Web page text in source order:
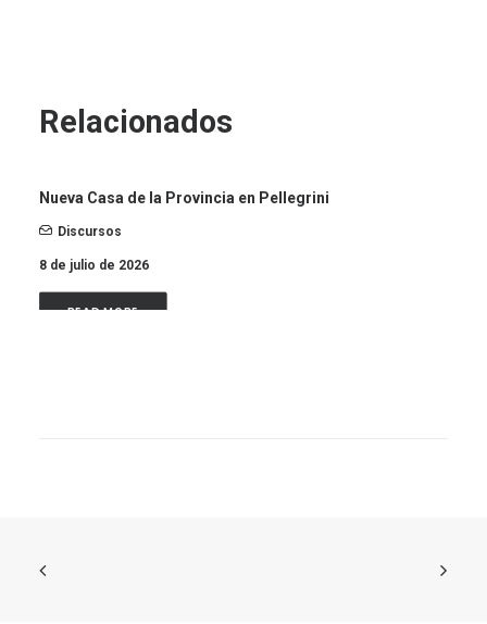
Relacionados
Nueva Casa de la Provincia en Pellegrini
Discursos
8 de julio de 2026
READ MORE